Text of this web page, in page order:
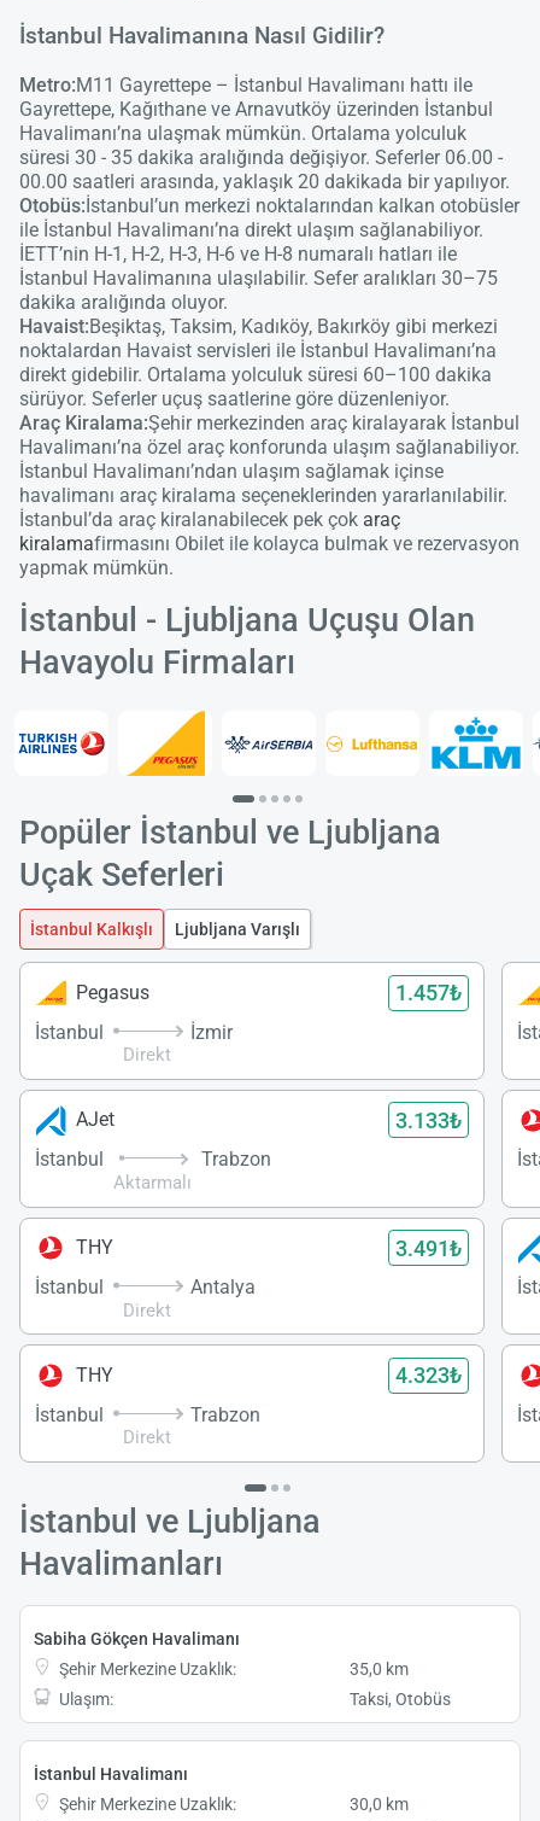
İstanbul Havalimanına Nasıl Gidilir?
Metro:M11 Gayrettepe – İstanbul Havalimanı hattı ile
Gayrettepe, Kağıthane ve Arnavutköy üzerinden İstanbul
Havalimanı’na ulaşmak mümkün. Ortalama yolculuk
süresi 30 - 35 dakika aralığında değişiyor. Seferler 06.00 -
00.00 saatleri arasında, yaklaşık 20 dakikada bir yapılıyor.
Otobüs:İstanbul’un merkezi noktalarından kalkan otobüsler
ile İstanbul Havalimanı’na direkt ulaşım sağlanabiliyor.
İETT’nin H-1, H-2, H-3, H-6 ve H-8 numaralı hatları ile
İstanbul Havalimanına ulaşılabilir. Sefer aralıkları 30–75
dakika aralığında oluyor.
Havaist:Beşiktaş, Taksim, Kadıköy, Bakırköy gibi merkezi
noktalardan Havaist servisleri ile İstanbul Havalimanı’na
direkt gidebilir. Ortalama yolculuk süresi 60–100 dakika
sürüyor. Seferler uçuş saatlerine göre düzenleniyor.
Araç Kiralama:Şehir merkezinden araç kiralayarak İstanbul
Havalimanı’na özel araç konforunda ulaşım sağlanabiliyor.
İstanbul Havalimanı’ndan ulaşım sağlamak içinse
havalimanı araç kiralama seçeneklerinden yararlanılabilir.
İstanbul’da araç kiralanabilecek pek çok araç
kiralamafirmasını Obilet ile kolayca bulmak ve rezervasyon
yapmak mümkün.
İstanbul - Ljubljana Uçuşu Olan
Havayolu Firmaları
Popüler İstanbul ve Ljubljana
Uçak Seferleri
İstanbul Kalkışlı Ljubljana Varışlı
Pegasus 1.457₺
İstanbul
Direkt
İzmir
AJet 3.133₺
İstanbul
Aktarmalı
Trabzon
THY 3.491₺
İstanbul
Direkt
Antalya
THY 4.323₺
İstanbul
Direkt
Trabzon
İstanbul ve Ljubljana
Havalimanları
Sabiha Gökçen Havalimanı
Şehir Merkezine Uzaklık:
35,0 km
Ulaşım:
Taksi, Otobüs
İstanbul Havalimanı
Şehir Merkezine Uzaklık:
30,0 km